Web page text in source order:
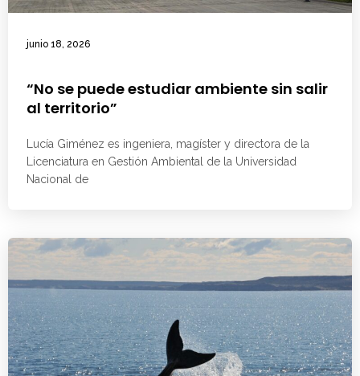
junio 18, 2026
“No se puede estudiar ambiente sin salir
al territorio”
Lucía Giménez es ingeniera, magíster y directora de la
Licenciatura en Gestión Ambiental de la Universidad
Nacional de